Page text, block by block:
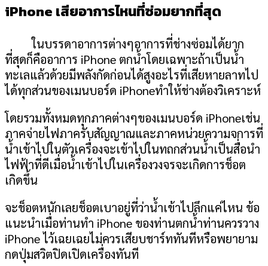
iPhone เสียอาการไหนที่ซ่อมยากที่สุด
ในบรรดาอาการต่างๆอาการที่ช่างซ่อมได้ยาก
ที่สุดก็คืออาการ iPhone ตกน้ำโดยเฉพาะถ้าเป็นน้ำ
ทะเลแล้วด้วยมีพลังกัดก่อนได้สูงอะไรที่เสียหายลาทไป
ได้ทุกส่วนของเมนบอร์ด iPhoneทำให้ช่างต้องวิเคราะห์
โดยรวมทั้งหมดทุกภาคต่างๆของเมนบอร์ด iPhoneเช่น
ภาคจ่ายไฟภาครับสัญญาณและภาคหน่วยความจการที่
น้ำเข้าไปในตัวเครื่องจะเข้าไปในทถกส่วนน้ำเป็นสื่อนำ
ไฟฟ้าที่ดีเมื่อน้ำเข้าไปในเครื่องวงจรจะเกิดการช็อต
เกิดขึ้น
จะช็อตหนักเลยช็อตเบาอยู่ที่ว่าน้ำเข้าไปลึกแค่ไหน ข้อ
แนะนำเมื่อท่านทำ iPhone ของท่านตกน้ำท่านควรวาง
iPhoneไว้เฉยเฉยไม่ควรเสียบชาร์ททันทีหรือพยายาม
กดปุ่มสวิตปิดเปิดเครื่องทันที